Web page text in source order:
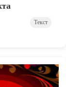
Текст